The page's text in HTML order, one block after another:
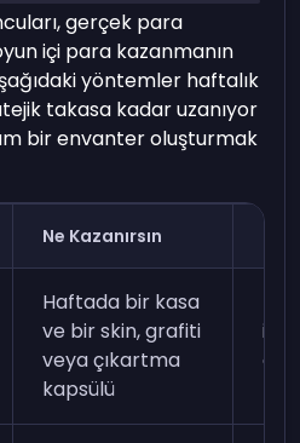
gerçek para
içi para kazanmanın
yöntemler haftalık
takasa kadar uzanıyor
bir envanter oluşturmak
Ne Kazanırsın
Haftada bir kasa
ve bir skin, grafiti
veya çıkartma
kapsülü
ile